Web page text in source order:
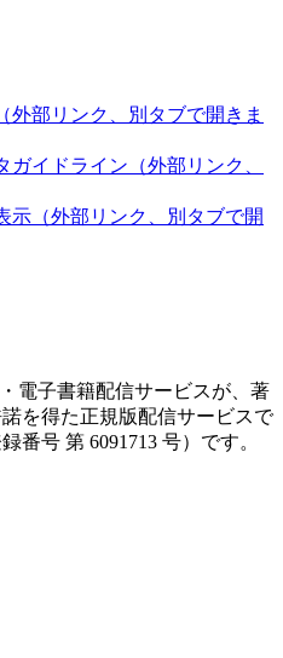
（外部リンク、別タブで開きま
ガイドライン （外部リンク、
示 （外部リンク、別タブで開
電子書籍配信サービスが、著
を得た正規版配信サービスで
番号 第 6091713 号）です。